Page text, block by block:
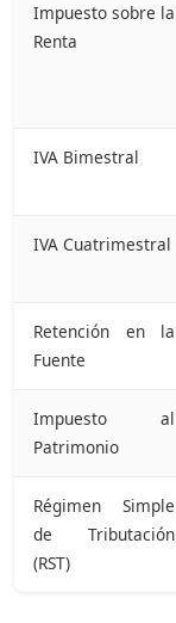
Impuesto sobre la
Renta
IVA Bimestral
IVA Cuatrimestral
Retención en la
Fuente
Impuesto al
Patrimonio
Régimen Simple
de Tributación
(RST)